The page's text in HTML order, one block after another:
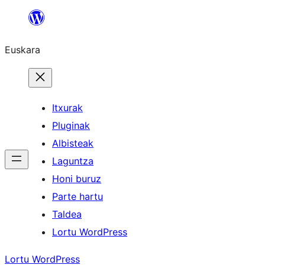
Euskara
Itxurak
Pluginak
Albisteak
Laguntza
Honi buruz
Parte hartu
Taldea
Lortu WordPress
Lortu WordPress